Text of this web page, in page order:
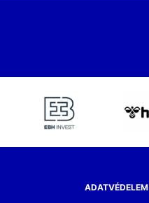
ADATVÉDELEM